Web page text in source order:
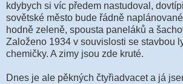
kdybych si víc předem nastudoval,
sovětské město bude řádně
hodně zeleně, spousta paneláků a
Založeno 1934 v souvislosti se stavbou
chemičky. A zimy jsou zde kruté.
Dnes je ale pěkných čtyřiadvacet a já